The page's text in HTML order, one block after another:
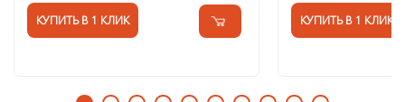
КУПИТЬ В 1 КЛИК КУПИТЬ В 1 КЛИК